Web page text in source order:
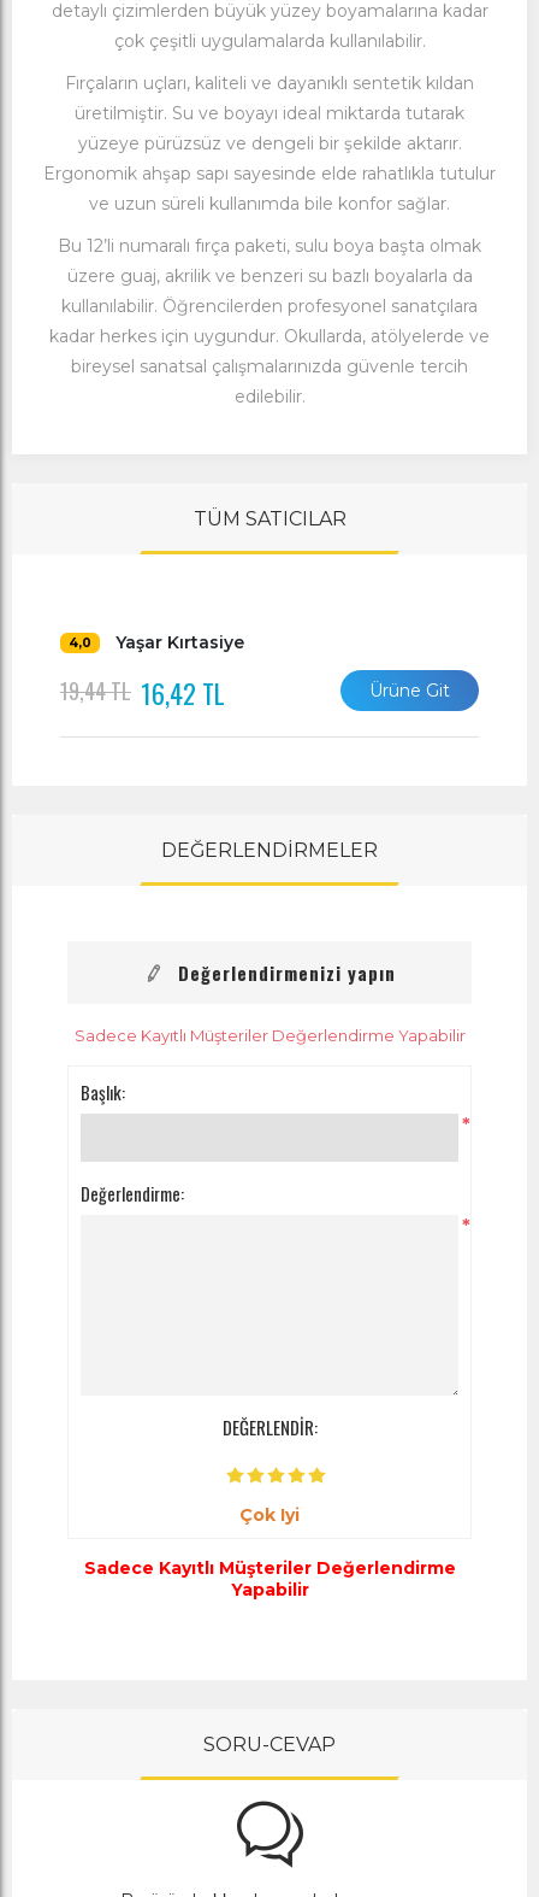
detaylı çizimlerden büyük yüzey boyamalarına kadar
çok çeşitli uygulamalarda kullanılabilir.
Fırçaların uçları, kaliteli ve dayanıklı sentetik kıldan
üretilmiştir. Su ve boyayı ideal miktarda tutarak
yüzeye pürüzsüz ve dengeli bir şekilde aktarır.
Ergonomik ahşap sapı sayesinde elde rahatlıkla tutulur
ve uzun süreli kullanımda bile konfor sağlar.
Bu 12’li numaralı fırça paketi, sulu boya başta olmak
üzere guaj, akrilik ve benzeri su bazlı boyalarla da
kullanılabilir. Öğrencilerden profesyonel sanatçılara
kadar herkes için uygundur. Okullarda, atölyelerde ve
bireysel sanatsal çalışmalarınızda güvenle tercih
edilebilir.
TÜM SATICILAR
4,0 Yaşar Kırtasiye
19,44 TL 16,42 TL Ürüne Git
DEĞERLENDİRMELER
Değerlendirmenizi yapın
Sadece Kayıtlı Müşteriler Değerlendirme Yapabilir
Başlık:
*
Değerlendirme:
*
DEĞERLENDİR:
Çok Iyi
Sadece Kayıtlı Müşteriler Değerlendirme
Yapabilir
SORU-CEVAP